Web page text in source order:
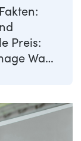
Preis:
Was